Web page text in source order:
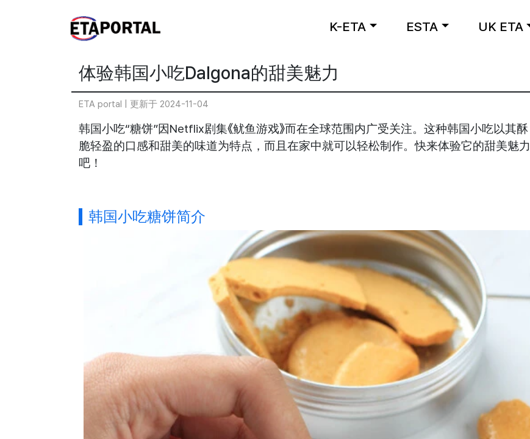
K-ETA ESTA UK ETA
体验韩国小吃Dalgona的甜美魅力
ETA portal | 更新于 2024-11-04
韩国小吃“糖饼”因Netflix剧集《鱿鱼游戏》而在全球范围内广受关注。这种韩国小吃以其酥
脆轻盈的口感和甜美的味道为特点，而且在家中就可以轻松制作。快来体验它的甜美魅力
吧！
韩国小吃糖饼简介